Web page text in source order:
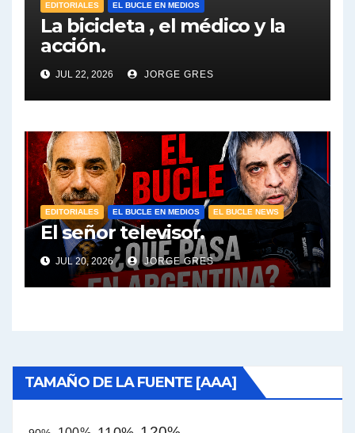
EDITORIALES EL BUCLE EN MEDIOS
La bicicleta , el médico y la
acción.
JUL 22, 2026 JORGE GRES
EDITORIALES EL BUCLE EN MEDIOS EL BUCLE NEWS
El señor televisor.
JUL 20, 2026 JORGE GRES
TAMAÑO DE LA FUENTE [AAA]